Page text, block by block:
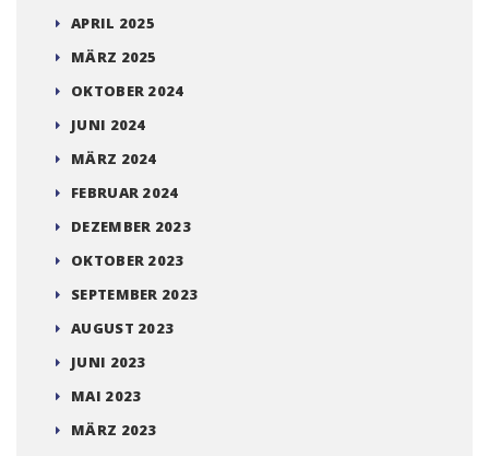
APRIL 2025
MÄRZ 2025
OKTOBER 2024
JUNI 2024
MÄRZ 2024
FEBRUAR 2024
DEZEMBER 2023
OKTOBER 2023
SEPTEMBER 2023
AUGUST 2023
JUNI 2023
MAI 2023
MÄRZ 2023